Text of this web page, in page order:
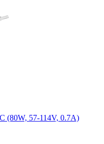
(80W, 57-114V, 0.7A)